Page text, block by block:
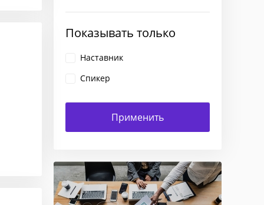
Показывать только
Наставник
Спикер